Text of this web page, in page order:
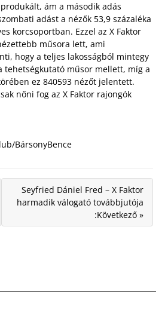
ám a második adás
adást a nézők 53,9 százaléka
korcsoportban. Ezzel az X Faktor
műsora lett, ami
hogy a teljes lakosságból mintegy
tehetségkutató műsor mellett, míg a
ez 840593 nézőt jelentett.
nőni fog az X Faktor rajongók
BársonyBence
Seyfried Dániel Fred – X Faktor
harmadik válogató továbbjutója
:Következő »